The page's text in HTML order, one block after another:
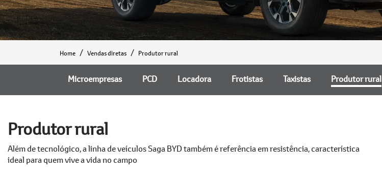
Home Vendas diretas Produtor rural
Microempresas PCD Locadora Frotistas Taxistas Produtor rural
Produtor rural
Além de tecnológico, a linha de veículos Saga BYD também é referência em resistência, característica
ideal para quem vive a vida no campo